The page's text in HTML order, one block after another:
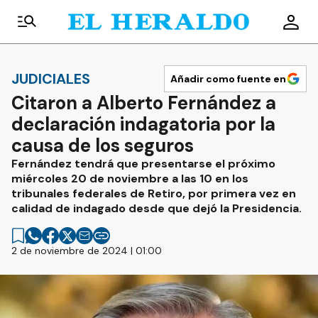
JUDICIALES Añadir como fuente en
Citaron a Alberto Fernández a
declaración indagatoria por la
causa de los seguros
Fernández tendrá que presentarse el próximo
miércoles 20 de noviembre a las 10 en los
tribunales federales de Retiro, por primera vez en
calidad de indagado desde que dejó la Presidencia.
2 de noviembre de 2024 | 01:00